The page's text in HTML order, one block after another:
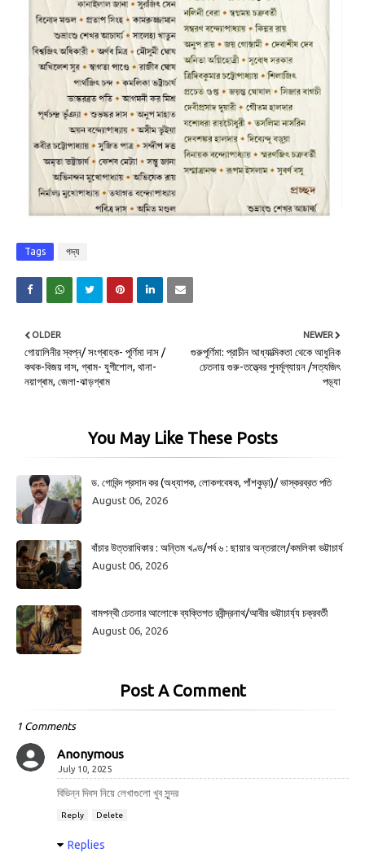
Tags গদ্য
NEWER
গুরুপূর্ণিমা: প্রাচীন আধ্যাত্মিকতা থেকে আধুনিক
চেতনায় গুরু-তত্ত্বের পুনর্মূল্যায়ন /সত্যজিৎ
পড়্যা
OLDER
গোয়ালিনীর স্বপ্ন/ সংগ্ৰাহক- পূর্ণিমা দাস /
কথক-বিজয় দাস, গ্ৰাম- যুগীশোল, থানা-
নয়াগ্ৰাম, জেলা-ঝাড়গ্ৰাম
You May Like These Posts
ড. গোবিন্দ প্রসাদ কর (অধ্যাপক, লোকগবেষক, পাঁশকুড়া)/ ভাস্করব্রত পতি
August 06, 2026
বাঁচার উত্তরাধিকার : অন্তিম খণ্ড/পর্ব ৬ : ছায়ার অন্তরালে/কমলিকা ভট্টাচার্য
August 06, 2026
বামপন্থী চেতনার আলোকে ব্যক্তিগত রবীন্দ্রনাথ/আবীর ভট্টাচার্য্য চক্রবর্তী
August 06, 2026
Post A Comment
1 Comments
Anonymous
July 10, 2025
বিভিন্ন দিবস নিয়ে লেখাগুলো খুব সুন্দর
Reply Delete
Replies